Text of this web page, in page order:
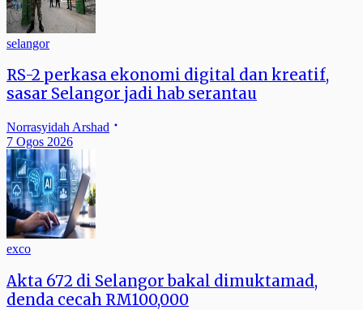
selangor
RS-2 perkasa ekonomi digital dan kreatif,
sasar Selangor jadi hab serantau
Norrasyidah Arshad
7 Ogos 2026
exco
Akta 672 di Selangor bakal dimuktamad,
denda cecah RM100,000